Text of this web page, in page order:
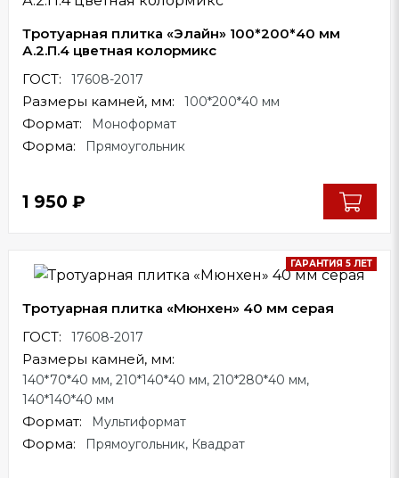
Тротуарная плитка «Элайн» 100*200*40 мм
А.2.П.4 цветная колормикс
ГОСТ: 17608-2017
Размеры камней, мм: 100*200*40 мм
Формат: Моноформат
Форма: Прямоугольник
1 950 ₽
Тротуарная плитка «Мюнхен» 40 мм серая
ГАРАНТИЯ 5 ЛЕТ
ГОСТ: 17608-2017
Размеры камней, мм:
140*70*40 мм, 210*140*40 мм, 210*280*40 мм,
140*140*40 мм
Формат: Мультиформат
Форма: Прямоугольник, Квадрат